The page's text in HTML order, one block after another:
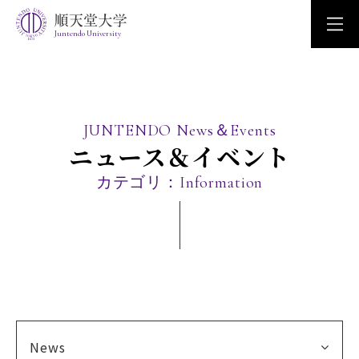
Juntendo University
JUNTENDO News＆Events
ニュース＆イベント
カテゴリ：Information
News